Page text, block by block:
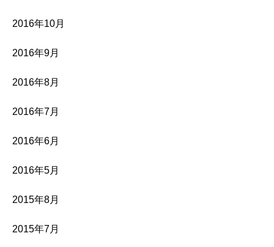
2016年10月
2016年9月
2016年8月
2016年7月
2016年6月
2016年5月
2015年8月
2015年7月